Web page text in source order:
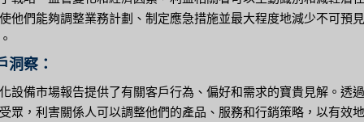
他們能夠調整業務計劃、制定應急措施並最大程度地減少不可預
洞察：
設備市場報告提供了有關客戶行為、偏好和需求的寶貴見解。透
眾，利害關係人可以調整他們的產品、服務和行銷策略，以有效